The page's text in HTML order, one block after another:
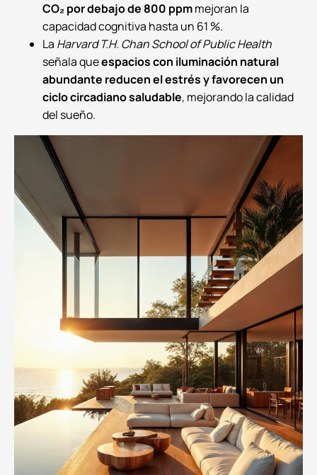
CO₂ por debajo de 800 ppmmejoran la
capacidad cognitiva hasta un 61 %.
La Harvard T.H. Chan School of Public Health
señala queespacios con iluminación natural
abundante reducen el estrés y favorecen un
ciclo circadiano saludable, mejorando la calidad
del sueño.